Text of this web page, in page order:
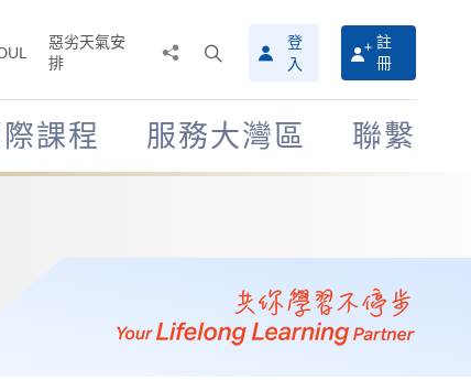
惡劣天氣安
排
搜
尋
介
面
登
入
註
冊
際課程 服務大灣區 聯繫